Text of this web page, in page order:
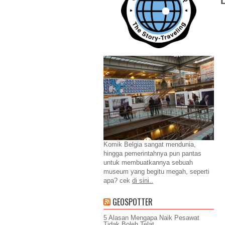
Komik Belgia sangat mendunia,
hingga pemerintahnya pun pantas
untuk membuatkannya sebuah
museum yang begitu megah, seperti
apa? cek di sini..
GEOSPOTTER
5 Alasan Mengapa Naik Pesawat